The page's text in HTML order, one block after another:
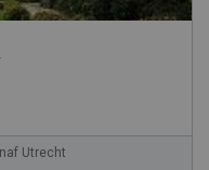
Utrecht